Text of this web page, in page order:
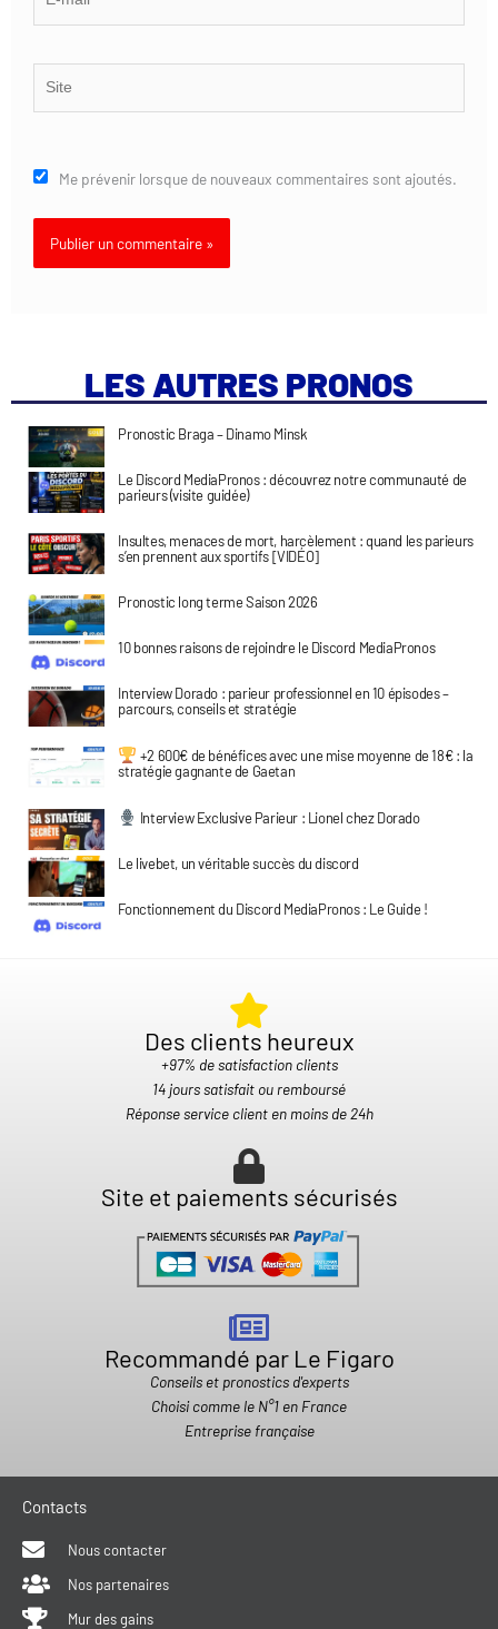
mail*
Me prévenir lorsque de nouveaux commentaires sont ajoutés.
LES AUTRES PRONOS
Pronostic Braga – Dinamo Minsk
Le Discord MediaPronos : découvrez notre communauté de
parieurs (visite guidée)
Insultes, menaces de mort, harcèlement : quand les parieurs
s’en prennent aux sportifs [VIDÉO]
Pronostic long terme Saison 2026
10 bonnes raisons de rejoindre le Discord MediaPronos
Interview Dorado : parieur professionnel en 10 épisodes –
parcours, conseils et stratégie
+2 600€ de bénéfices avec une mise moyenne de 18€ : la
stratégie gagnante de Gaetan
Interview Exclusive Parieur : Lionel chez Dorado
Le livebet, un véritable succès du discord
Fonctionnement du Discord MediaPronos : Le Guide !
Des clients heureux​
+97% de satisfaction clients
14 jours satisfait ou remboursé
Réponse service client en moins de 24h
Site et paiements sécurisés
Recommandé par Le Figaro
Conseils et pronostics d'experts
Choisi comme le N°1 en France
Entreprise française
Contacts
Nous contacter
Nos partenaires
Mur des gains